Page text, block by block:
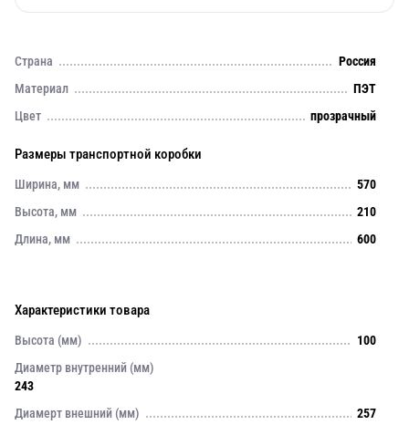
Страна
Россия
Материал
ПЭТ
Цвет
прозрачный
Размеры транспортной коробки
Ширина, мм
570
Высота, мм
210
Длина, мм
600
Характеристики товара
Высота (мм)
100
Диаметр внутренний (мм)
243
Диамерт внешний (мм)
257